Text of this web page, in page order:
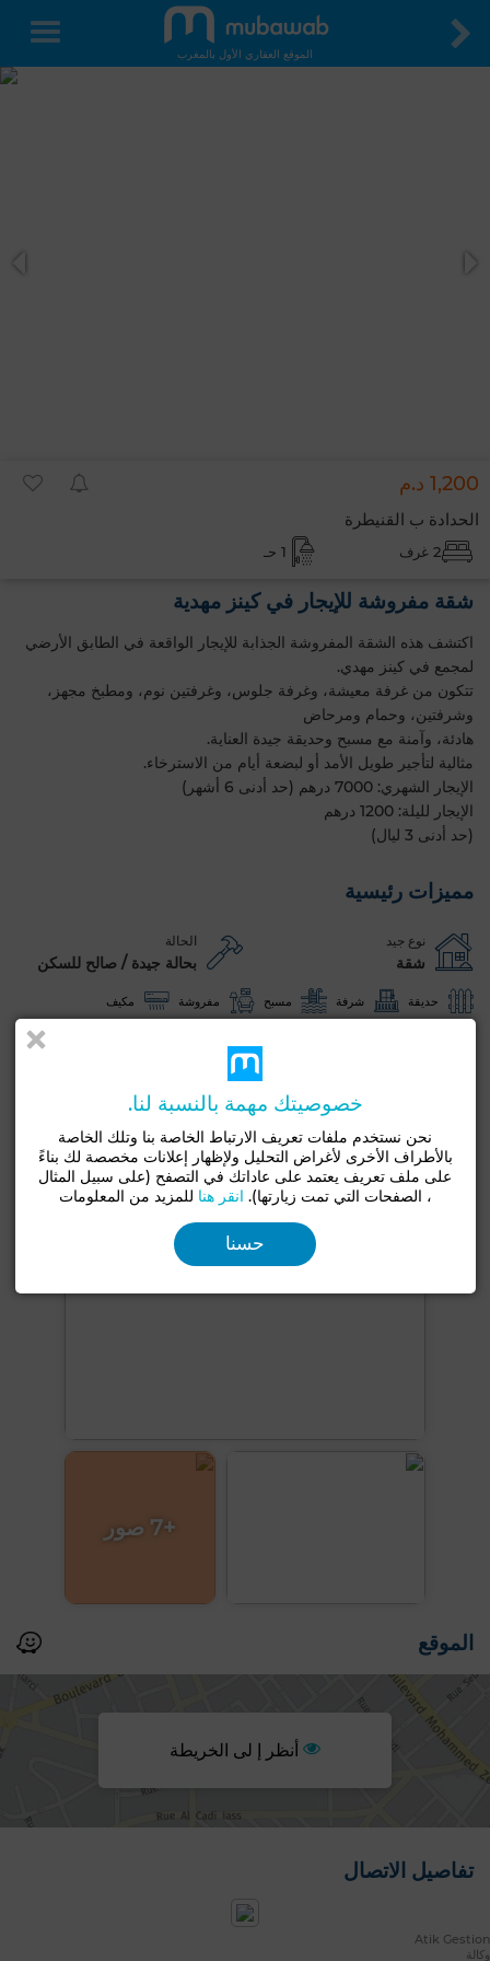
الموقع العقاري الأول بالمغرب
1,200 د.م
الحدادة ب القنيطرة
2 غرف 1 حـ
شقة مفروشة للإيجار في كينز مهدية
اكتشف هذه الشقة المفروشة الجذابة للإيجار الواقعة في الطابق الأرضي
لمجمع في كينز مهدي.
تتكون من غرفة معيشة، وغرفة جلوس، وغرفتين نوم، ومطبخ مجهز،
وشرفتين، وحمام ومرحاض
هادئة، وآمنة مع مسبح وحديقة جيدة العناية.
مثالية لتأجير طويل الأمد أو لبضعة أيام من الاسترخاء.
الإيجار الشهري: 7000 درهم (حد أدنى 6 أشهر)
الإيجار لليلة: 1200 درهم
(حد أدنى 3 ليال)
مميزات رئيسية
نوع جيد
شقة
الحالة
بحالة جيدة / صالح للسكن
حديقة شرفة مسبح مفروشة مكيف
فرن
ميكروويف
شاهد المزيد من الصور
+7 صور
الموقع
أنظر إ لى الخريطة
تفاصيل الاتصال
Atik Gestion
وكالة
خصوصيتك مهمة بالنسبة لنا.
نحن نستخدم ملفات تعريف الارتباط الخاصة بنا وتلك الخاصة
بالأطراف الأخرى لأغراض التحليل ولإظهار إعلانات مخصصة لك بناءً
على ملف تعريف يعتمد على عاداتك في التصفح (على سبيل المثال
، الصفحات التي تمت زيارتها). انقر هنا للمزيد من المعلومات
حسنا